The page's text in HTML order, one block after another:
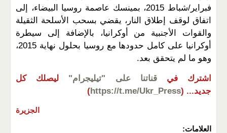
فبراير/شباط 2015، بمينسك عاصمة روسيا البيضاء، إلى
اتفاق لوقف إطلاق النار، يقضي بسحب الأسلحة الثقيلة
والقوات الأجنبية من أوكرانيا، بالإضافة إلى سيطرة
أوكرانيا على كامل حدودها مع روسيا بحلول نهاية 2015،
وهو ما لم يتحقق بعد.
اشترك في قناتنا على "تيليجرام"
ليصلك كل
جديد... (
https://t.me/Ukr_Press
)
الجزيرة
العلامات: